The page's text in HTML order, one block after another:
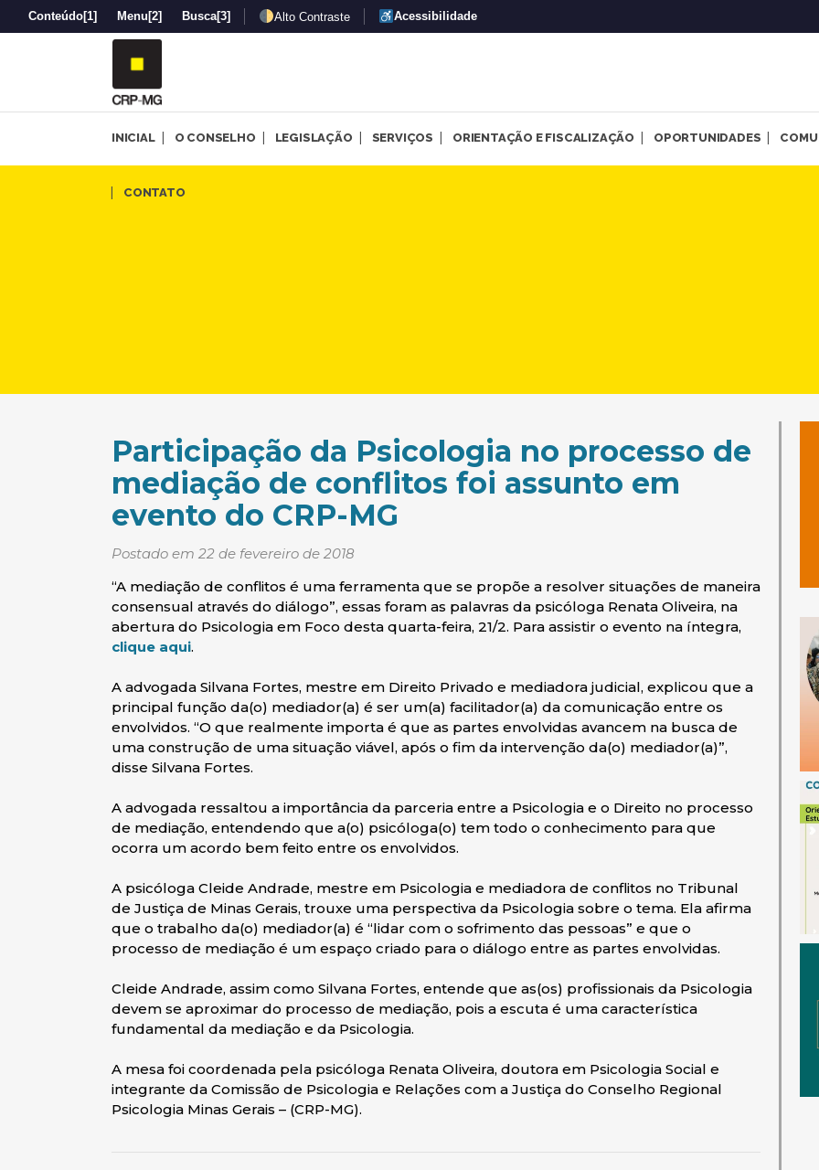
Conteúdo[1] Menu [2] Busca[3] Alto Contraste Acessibilidade
INICIAL O CONSELHO LEGISLAÇÃO SERVIÇOS ORIENTAÇÃO E FISCALIZAÇÃO OPORTUNIDADES
CONTATO
Participação da Psicologia no processo de mediação de
Participação da Psicologia no processo de
mediação de conflitos foi assunto em
evento do CRP-MG
Postado em 22 de fevereiro de 2018
“A mediação de conflitos é uma ferramenta que se propõe a resolver situações de maneira
consensual através do diálogo”, essas foram as palavras da psicóloga Renata Oliveira, na
abertura do Psicologia em Foco desta quarta-feira, 21/2. Para assistir o evento na íntegra,
clique aqui(abre em nova janela)
.
A advogada Silvana Fortes, mestre em Direito Privado e mediadora judicial, explicou que a
principal função da(o) mediador(a) é ser um(a) facilitador(a) da comunicação entre os
envolvidos. “O que realmente importa é que as partes envolvidas avancem na busca de
uma construção de uma situação viável, após o fim da intervenção da(o) mediador(a)”,
disse Silvana Fortes.
A advogada ressaltou a importância da parceria entre a Psicologia e o Direito no processo
de mediação, entendendo que a(o) psicóloga(o) tem todo o conhecimento para que
ocorra um acordo bem feito entre os envolvidos.
A psicóloga Cleide Andrade, mestre em Psicologia e mediadora de conflitos no Tribunal
de Justiça de Minas Gerais, trouxe uma perspectiva da Psicologia sobre o tema. Ela afirma
que o trabalho da(o) mediador(a) é “lidar com o sofrimento das pessoas” e que o
processo de mediação é um espaço criado para o diálogo entre as partes envolvidas.
Cleide Andrade, assim como Silvana Fortes, entende que as(os) profissionais da Psicologia
devem se aproximar do processo de mediação, pois a escuta é uma característica
fundamental da mediação e da Psicologia.
A mesa foi coordenada pela psicóloga Renata Oliveira, doutora em Psicologia Social e
integrante da Comissão de Psicologia e Relações com a Justiça do Conselho Regional
Psicologia Minas Gerais – (CRP-MG).